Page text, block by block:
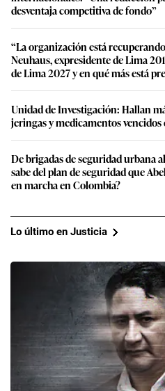
desventaja competitiva de fondo”
“La organización está
Neuhaus, expresidente de Lima
de Lima 2027 y en qué más está
Unidad de Investigación: Hallan
jeringas y medicamentos vencidos
De brigadas de seguridad urbana
sabe del plan de seguridad que
en marcha en Colombia?
Lo último en Justicia